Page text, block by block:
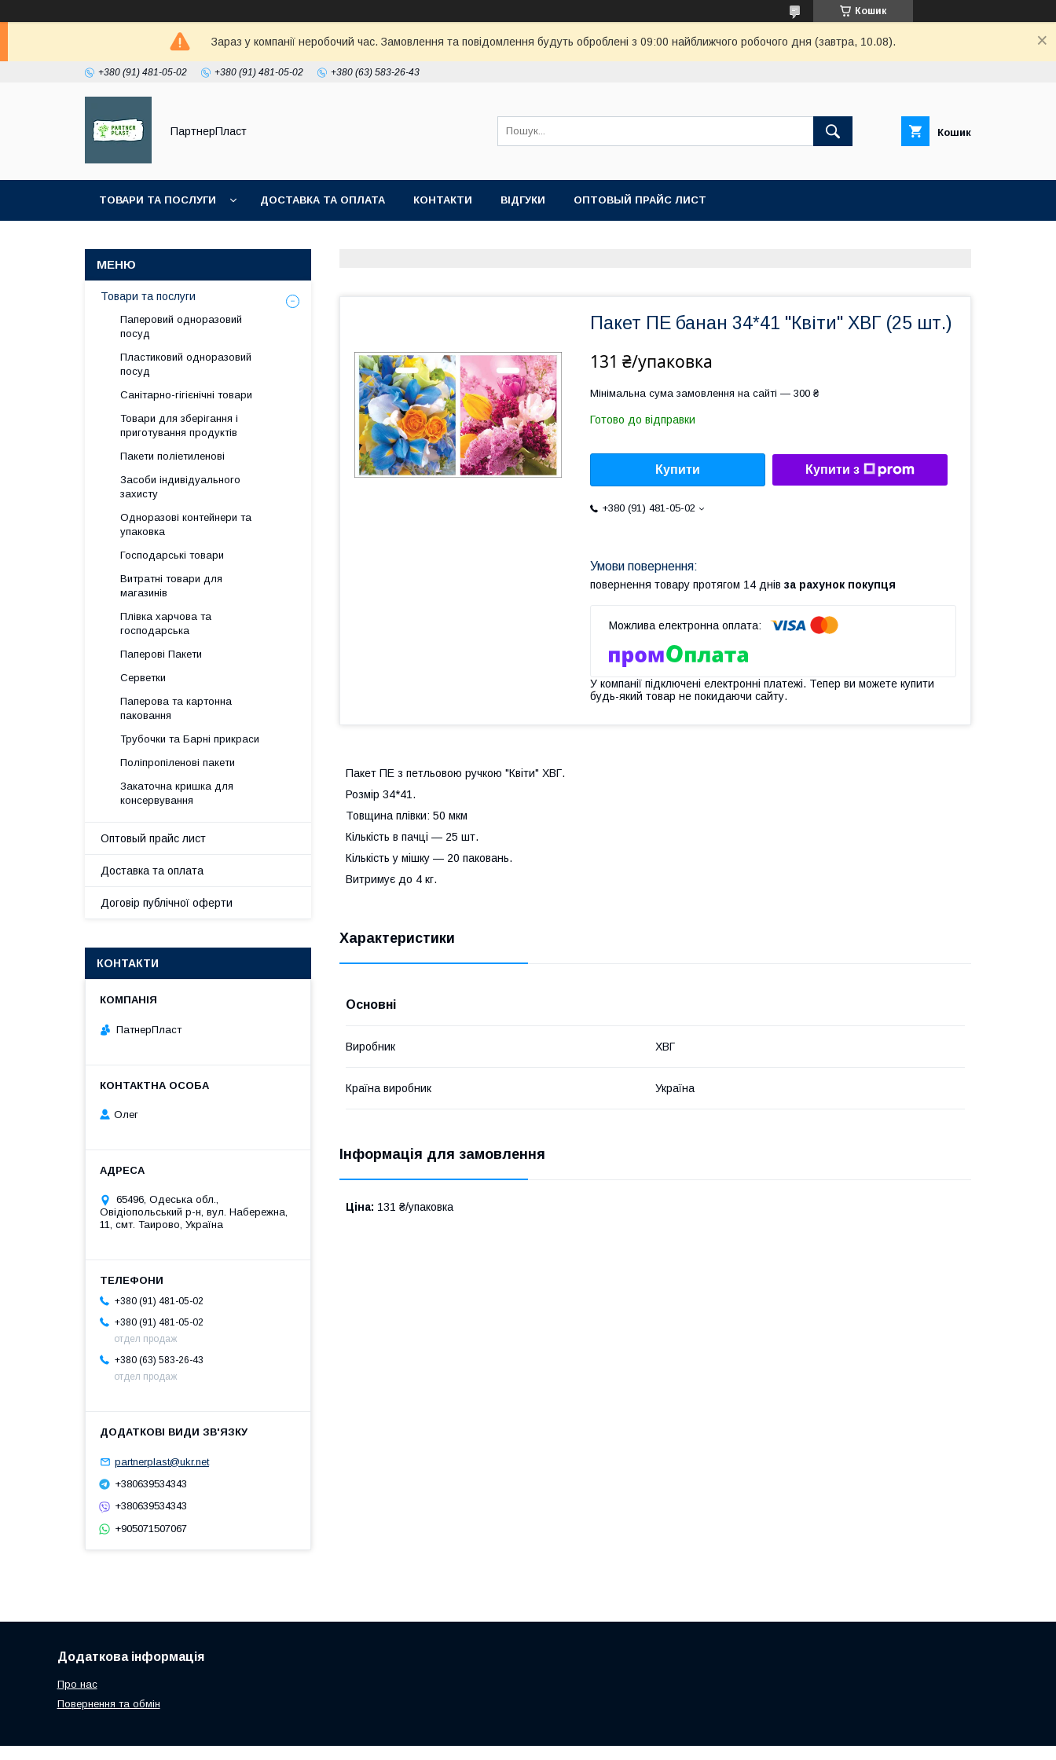
Кошик
Зараз у компанії неробочий час. Замовлення та повідомлення будуть оброблені з 09:00 найближчого робочого дня (завтра, 10.08).
+380 (91) 481-05-02 +380 (91) 481-05-02 +380 (63) 583-26-43
ПартнерПласт Кошик
ТОВАРИ ТА ПОСЛУГИ ДОСТАВКА ТА ОПЛАТА КОНТАКТИ ВІДГУКИ ОПТОВЫЙ ПРАЙС ЛИСТ
Пакет ПЕ банан 34*41 "Квіти" ХВГ (25 шт.)
131 ₴/упаковка
Мінімальна сума замовлення на сайті — 300 ₴
Готово до відправки
Купити Купити з
+380 (91) 481-05-02
повернення товару протягом 14 днів за рахунок покупця
У компанії підключені електронні платежі. Тепер ви можете купити
будь-який товар не покидаючи сайту.
Пакет ПЕ з петльовою ручкою "Квіти" ХВГ.
Розмір 34*41.
Товщина плівки: 50 мкм
Кількість в пачці — 25 шт.
Кількість у мішку — 20 паковань.
Витримує до 4 кг.
Характеристики
Основні
Виробник ХВГ
Країна виробник Україна
Інформація для замовлення
Ціна: 131 ₴/упаковка
Товари та послуги
Паперовий одноразовий
посуд
Пластиковий одноразовий
посуд
Санітарно-гігієнічні товари
Товари для зберігання і
приготування продуктів
Пакети поліетиленові
Засоби індивідуального
захисту
Одноразові контейнери та
упаковка
Господарські товари
Витратні товари для
магазинів
Плівка харчова та
господарська
Паперові Пакети
Серветки
Паперова та картонна
паковання
Трубочки та Барні прикраси
Поліпропіленові пакети
Закаточна кришка для
консервування
Оптовый прайс лист
Доставка та оплата
Договір публічної оферти
КОНТАКТИ
ПатнерПласт
Олег
65496, Одеська обл.,
Овідіопольський р-н, вул. Набережна,
11, смт. Таирово, Україна
+380 (91) 481-05-02
+380 (91) 481-05-02
отдел продаж
+380 (63) 583-26-43
отдел продаж
partnerplast@ukr.net
+380639534343
+380639534343
+905071507067
Додаткова інформація
Про нас
Повернення та обмін